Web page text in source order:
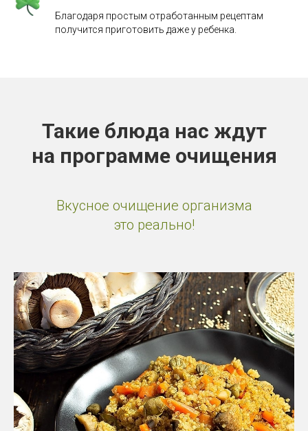
Благодаря простым отработанным рецептам
получится приготовить даже у ребенка.
Такие блюда нас ждут
на программе очищения
Вкусное очищение организма
это реально!